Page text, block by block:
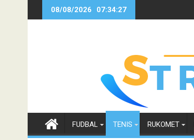
08/08/2026 07:34:28
FUDBAL TENIS RUKOMET